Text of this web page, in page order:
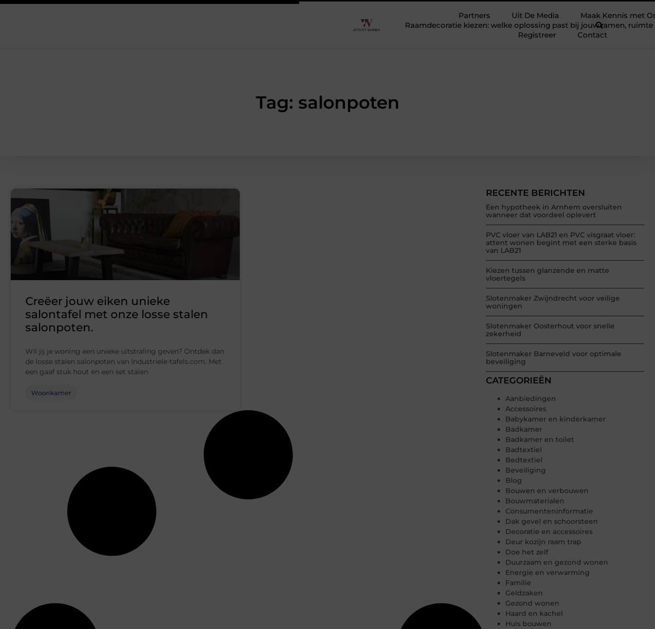
Partners Uit De Media
Maak Kennis met
Raamdecoratie kiezen: welke oplossing past bij jouw ramen,
Registreer
Contact
Tag: salonpoten
RECENTE BERICHTEN
Een hypotheek in Arnhem oversluiten
wanneer dat voordeel oplevert
PVC vloer van LAB21 en PVC visgraat vloer:
attent wonen begint met een sterke basis
van LAB21
Kiezen tussen glanzende en matte
vloertegels
Slotenmaker Zwijndrecht voor veilige
woningen
Slotenmaker Oosterhout voor snelle
zekerheid
Slotenmaker Barneveld voor optimale
beveiliging
CATEGORIEËN
Aanbiedingen
Accessoires
Babykamer en kinderkamer
Badkamer
Badkamer en toilet
Badtextiel
Bedtextiel
Beveiliging
Blog
Bouwen en verbouwen
Bouwmaterialen
Consumenteninformatie
Dak gevel en schoorsteen
Decoratie en accessoires
Deur kozijn raam trap
Doe het zelf
Duurzaam en gezond wonen
Energie en verwarming
Familie
Geldzaken
Gezond wonen
Haard en kachel
Huis bouwen
Creëer jouw eiken unieke
salontafel met onze losse stalen
salonpoten.
Wil jij je woning een unieke uitstraling geven? Ontdek dan
de losse stalen salonpoten van Industriele-tafels.com. Met
een gaaf stuk hout en een set stalen
Woonkamer